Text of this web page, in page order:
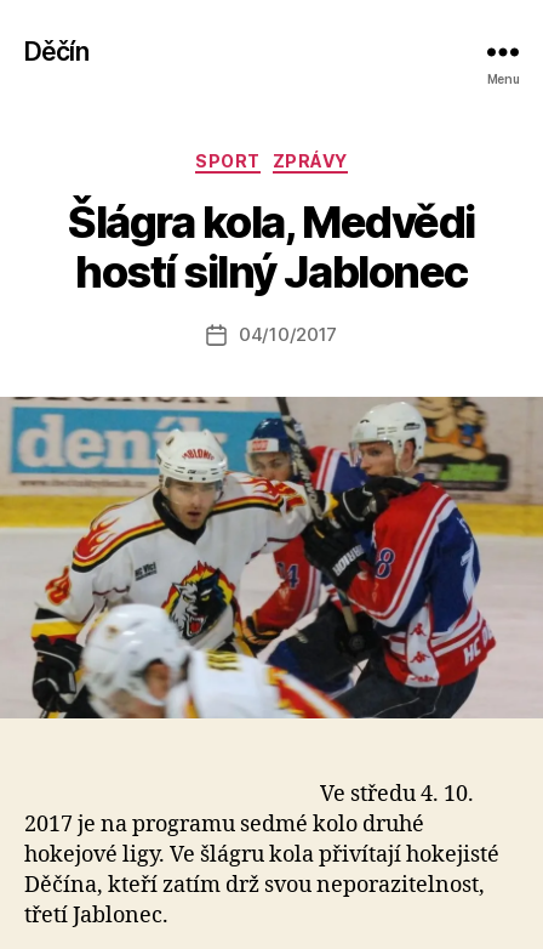
Děčín
Menu
Rubriky
SPORT ZPRÁVY
Šlágra kola, Medvědi
hostí silný Jablonec
Autor
příspěvku
A
u
o
a
o
Datum
04/10/2017
Ve středu 4. 10.
2017 je na programu sedmé kolo druhé
hokejové ligy. Ve šlágru kola přivítají hokejisté
Děčína, kteří zatím drž svou neporazitelnost,
třetí Jablonec.